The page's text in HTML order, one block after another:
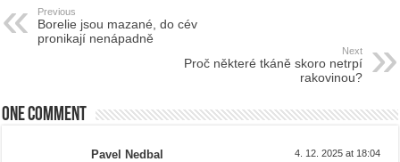
Previous
Borelie jsou mazané, do cév
pronikají nenápadně
Next
Proč některé tkáně skoro netrpí
rakovinou?
One comment
Pavel Nedbal 4. 12. 2025 at 18:04